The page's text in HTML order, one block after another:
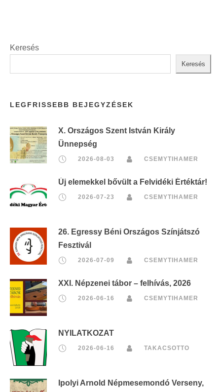
Keresés
Keresés
LEGFRISSEBB BEJEGYZÉSEK
X. Országos Szent István Király
Ünnepség
2026-08-03 CSEMYTIHAMER
Új elemekkel bővült a Felvidéki Értéktár!
2026-07-23 CSEMYTIHAMER
26. Egressy Béni Országos Színjátszó
Fesztivál
2026-07-09 CSEMYTIHAMER
XXI. Népzenei tábor – felhívás, 2026
2026-06-16 CSEMYTIHAMER
NYILATKOZAT
2026-06-16 TAKACSOTTO
Ipolyi Arnold Népmesemondó Verseny,